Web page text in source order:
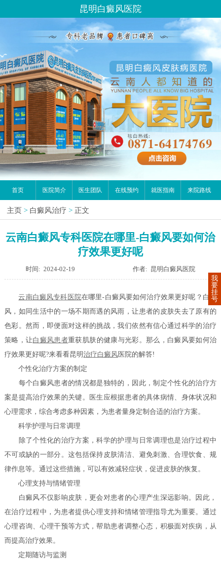
昆明白癜风医院
首页 医院简介 医生团队 在线预约 就医指南 来院路线
主页 > 白癜风治疗 > 正文
云南白癜风专科医院在哪里-白癜风要如何治
疗效果更好呢
时间: 2024-02-19 作者: 昆明白癜风医院
云南白癜风专科医院在哪里-白癜风要如何治疗效果更好呢？白癜
风，如同生活中的一场不期而遇的风雨，让患者的皮肤失去了原有的
色彩。然而，即便面对这样的挑战，我们依然有信心通过科学的治疗
策略，让白癜风患者重获肌肤的健康与光彩。那么，白癜风要如何治
疗效果更好呢?来看看昆明治疗白癜风 医院的解答!
个性化治疗方案的制定
每个白癜风患者的情况都是独特的，因此，制定个性化的治疗方
案是提高治疗效果的关键。医生应根据患者的具体病情、身体状况和
心理需求，综合考虑多种因素，为患者量身定制合适的治疗方案。
科学护理与日常调理
除了个性化的治疗方案，科学的护理与日常调理也是治疗过程中
不可或缺的一部分。这包括保持皮肤清洁、避免刺激、合理饮食、规
律作息等。通过这些措施，可以有效减轻症状，促进皮肤的恢复。
心理支持与情绪管理
白癜风不仅影响皮肤，更会对患者的心理产生深远影响。因此，
在治疗过程中，为患者提供心理支持和情绪管理指导尤为重要。通过
心理咨询、心理干预等方式，帮助患者调整心态，积极面对疾病，从
而提高治疗效果。
定期随访与监测
我
要
挂
号